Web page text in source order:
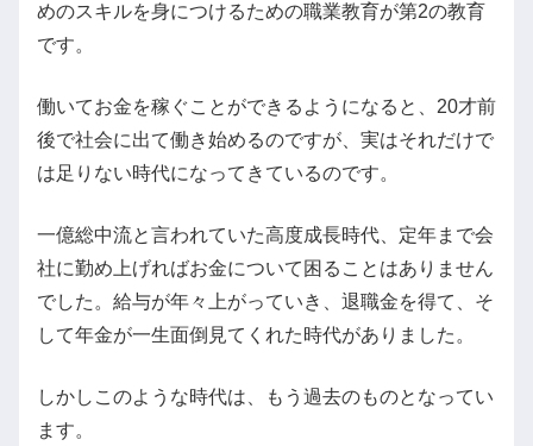
めのスキルを身につけるための職業教育が第2の教育
です。
働いてお金を稼ぐことができるようになると、20才前
後で社会に出て働き始めるのですが、実はそれだけで
は足りない時代になってきているのです。
一億総中流と言われていた高度成長時代、定年まで会
社に勤め上げればお金について困ることはありません
でした。給与が年々上がっていき、退職金を得て、そ
して年金が一生面倒見てくれた時代がありました。
しかしこのような時代は、もう過去のものとなってい
ます。